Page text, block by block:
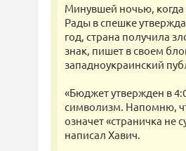
Минувшей ночью,
Рады в спешке
год, страна получила
знак, пишет в своем
западноукраинский
«Бюджет утвержден в
символизм. Напомню,
означет «страничка не
написал Хавич.